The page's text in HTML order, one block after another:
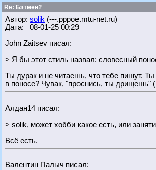
Re: Бэтмен?
Автор: solik (---.pppoe.mtu-net.ru)
Дата: 08-01-25 00:29
John Zaitsev писал:
> Я бы этот стиль назвал: словесный
Ты дурак и не читаешь, что тебе пишут.
в поносе? Чувак, "проснись, ты дрищешь"
Алдан14 писал:
> solik, может хобби какое есть, или
Всё есть.
Валентин Палыч писал: